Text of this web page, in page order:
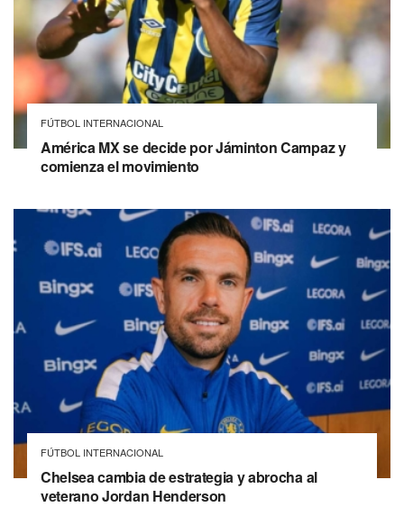
FÚTBOL INTERNACIONAL
América MX se decide por Jáminton Campaz y
comienza el movimiento
FÚTBOL INTERNACIONAL
Chelsea cambia de estrategia y abrocha al
veterano Jordan Henderson